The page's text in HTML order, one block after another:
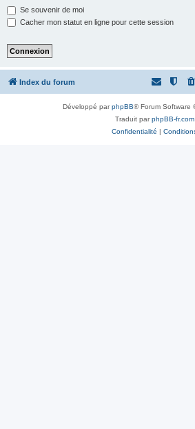
Se souvenir de moi
Cacher mon statut en ligne pour cette session
Index du forum
Développé parphpBB® Forum Software
Traduit parphpBB-fr.com
Confidentialité |